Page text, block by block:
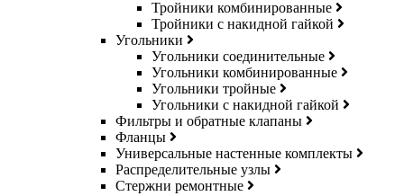
Тройники комбинированные
Тройники с накидной гайкой
Угольники
Угольники соединительные
Угольники комбинированные
Угольники тройные
Угольники с накидной гайкой
Фильтры и обратные клапаны
Фланцы
Универсальные настенные комплекты
Распределительные узлы
Стержни ремонтные